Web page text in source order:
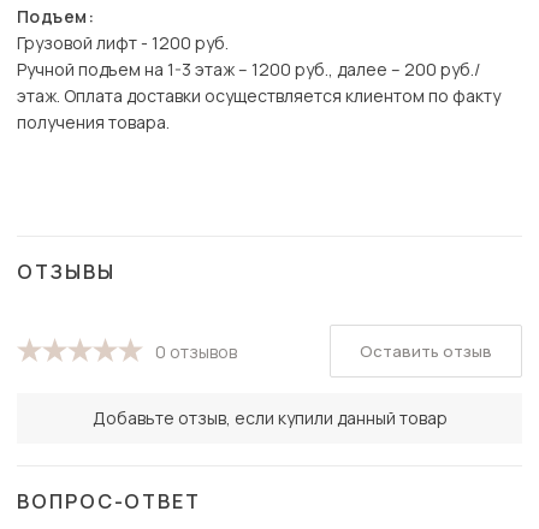
Подъем:
Грузовой лифт - 1200 руб.
Ручной подъем на 1-3 этаж – 1200 руб., далее – 200 руб./
этаж. Оплата доставки осуществляется клиентом по факту
получения товара.
ОТЗЫВЫ
0 отзывов
Добавьте отзыв, если купили данный товар
Оставить отзыв
ВОПРОС-ОТВЕТ